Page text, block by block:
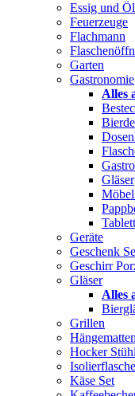
Essig und
Feuerzeuge
Flachmann
Garten
Gastronomie
Alles
Gläser
Tablett
Geräte
Geschenk
Geschirr
Gläser
Alles
Grillen
Hängematten
Hocker
Käse Set